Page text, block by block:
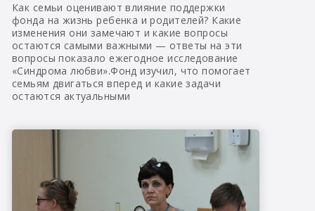
Как семьи оценивают влияние поддержки
фонда на жизнь ребенка и родителей? Какие
изменения они замечают и какие вопросы
остаются самыми важными — ответы на эти
вопросы показало ежегодное исследование
«Синдрома любви».Фонд изучил, что помогает
семьям двигаться вперед и какие задачи
остаются актуальными